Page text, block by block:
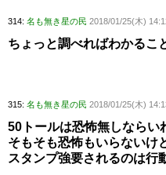
314: 名も無き星の民 2018/01/25(木)
ちょっと調べればわかるこ
315: 名も無き星の民 2018/01/25(木)
50トールは恐怖無しならい
そもそも恐怖もいらないけ
スタンプ強要されるのは行